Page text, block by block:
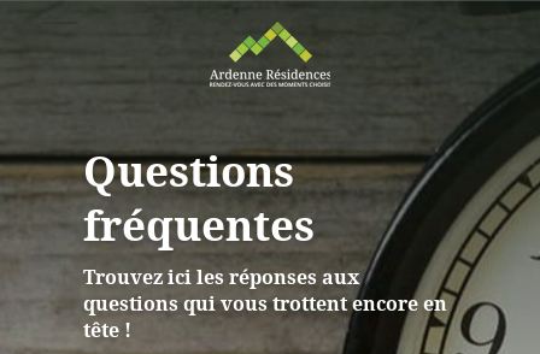
Questions
fréquentes
Trouvez ici les réponses aux
questions qui vous trottent encore en
tête !